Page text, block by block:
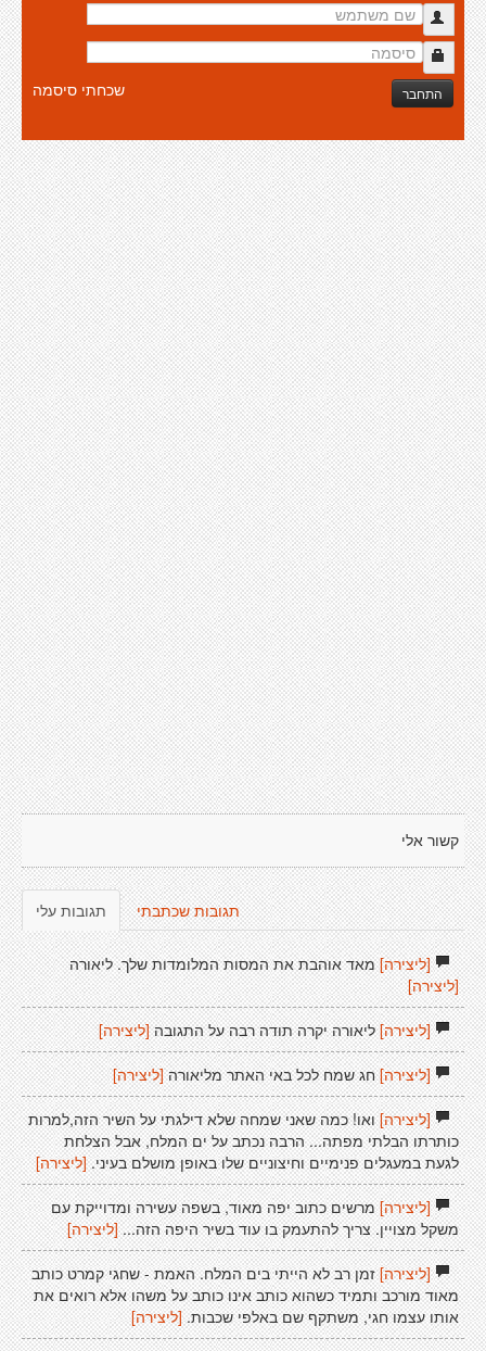
התחבר שכחתי סיסמה
קשור אלי
תגובות עלי תגובות שכתבתי
[ליצירה]מאד אוהבת את המסות המלומדות שלך. ליאורה
[ליצירה]
[ליצירה]ליאורה יקרה תודה רבה על התגובה[ליצירה]
[ליצירה]חג שמח לכל באי האתר מליאורה[ליצירה]
[ליצירה]ואו! כמה שאני שמחה שלא דילגתי על השיר הזה,למרות
כותרתו הבלתי מפתה... הרבה נכתב על ים המלח, אבל הצלחת
לגעת במעגלים פנימיים וחיצוניים שלו באופן מושלם בעיני.[ליצירה]
[ליצירה]מרשים כתוב יפה מאוד, בשפה עשירה ומדוייקת עם
משקל מצויין. צריך להתעמק בו עוד בשיר היפה הזה...[ליצירה]
[ליצירה]זמן רב לא הייתי בים המלח. האמת - שחגי קמרט כותב
מאוד מורכב ותמיד כשהוא כותב אינו כותב על משהו אלא רואים את
אותו עצמו חגי, משתקף שם באלפי שכבות.[ליצירה]